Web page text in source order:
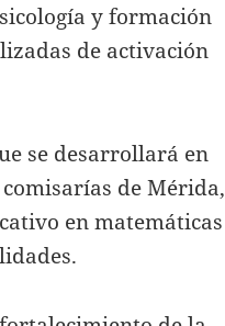
y formación
de activación
se desarrollará en
de Mérida,
en matemáticas